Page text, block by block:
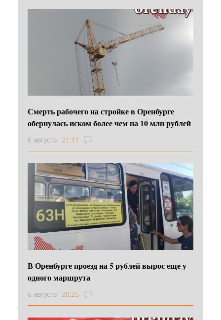
Смерть рабочего на стройке в Оренбурге
обернулась иском более чем на 10 млн рублей
6 августа 21:11
В Оренбурге проезд на 5 рублей вырос еще у
одного маршрута
6 августа 20:25